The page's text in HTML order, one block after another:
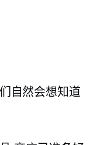
自然会想知道